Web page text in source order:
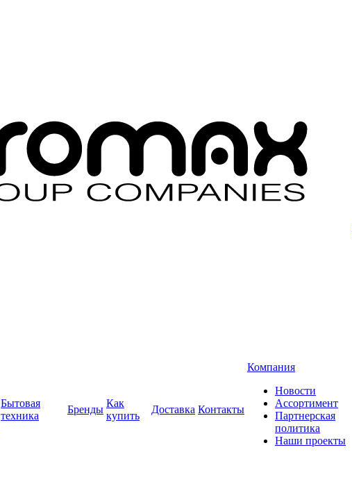
Бытовая
техника
Бренды
Как
купить
Доставка Контакты
Компания
Новости
Ассортимент
Партнерская
политика
Наши проекты